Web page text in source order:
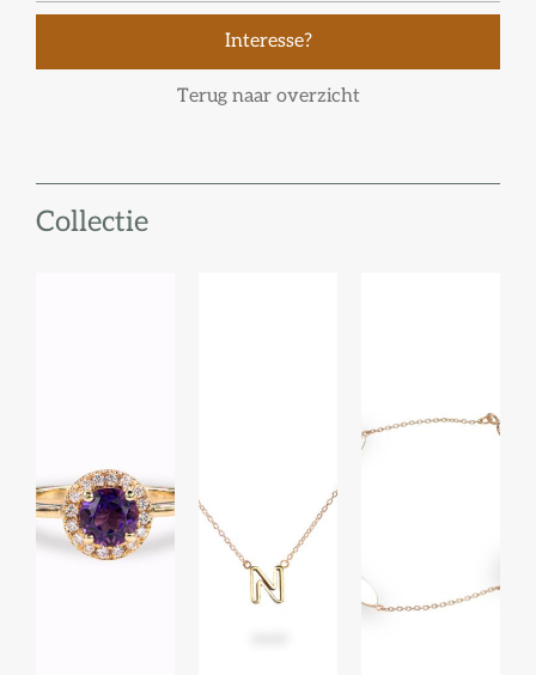
Interesse?
Terug naar overzicht
Collectie